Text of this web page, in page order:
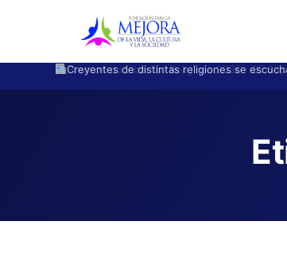
Creyentes de distintas religiones se